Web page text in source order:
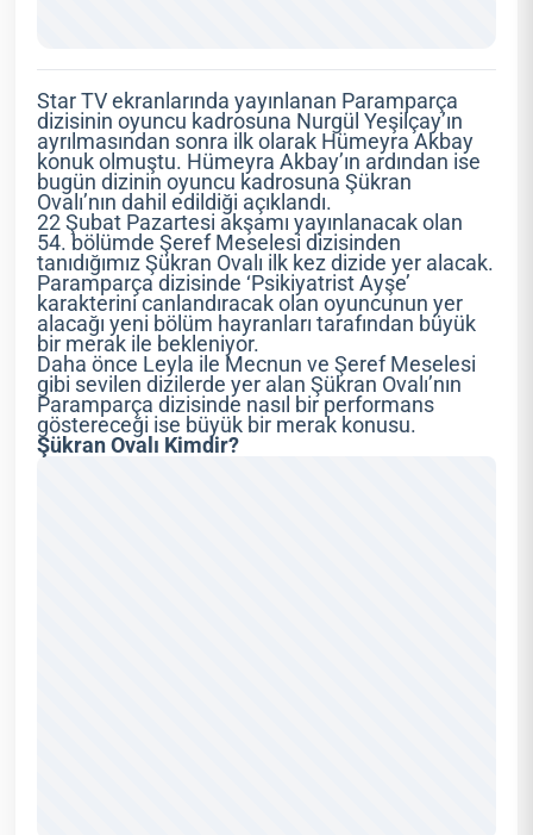
Star TV ekranlarında yayınlanan Paramparça
dizisinin oyuncu kadrosuna Nurgül Yeşilçay’ın
ayrılmasından sonra ilk olarak Hümeyra Akbay
konuk olmuştu. Hümeyra Akbay’ın ardından ise
bugün dizinin oyuncu kadrosuna Şükran
Ovalı’nın dahil edildiği açıklandı.
22 Şubat Pazartesi akşamı yayınlanacak olan
54. bölümde Şeref Meselesi dizisinden
tanıdığımız Şükran Ovalı ilk kez dizide yer alacak.
Paramparça dizisinde ‘Psikiyatrist Ayşe’
karakterini canlandıracak olan oyuncunun yer
alacağı yeni bölüm hayranları tarafından büyük
bir merak ile bekleniyor.
Daha önce Leyla ile Mecnun ve Şeref Meselesi
gibi sevilen dizilerde yer alan Şükran Ovalı’nın
Paramparça dizisinde nasıl bir performans
göstereceği ise büyük bir merak konusu.
Şükran Ovalı Kimdir?